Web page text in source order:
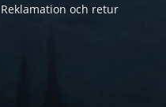
Reklamation och retur